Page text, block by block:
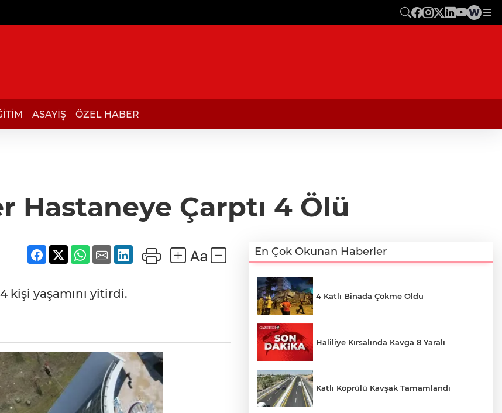
ASAYİŞ ÖZEL HABER
Hastaneye Çarptı 4 Ölü
kişi yaşamını yitirdi.
En Çok Okunan Haberler
4 Katlı Binada Çökme Oldu
Haliliye Kırsalında Kavga 8 Yaralı
Katlı Köprülü Kavşak Tamamlandı